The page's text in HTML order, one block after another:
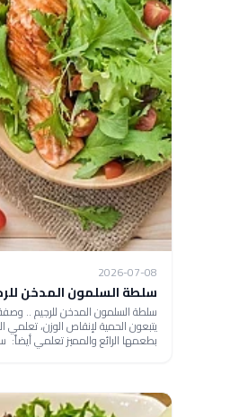
2026-07-08
سلطة السلمون المدخن
سلطة السلمون المدخن للرجيم ..
يتبعون الحمية لإنقاص الوزن،
بطعمها الرائع والمميز تعلمي